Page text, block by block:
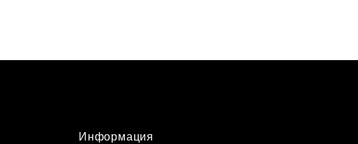
Информация